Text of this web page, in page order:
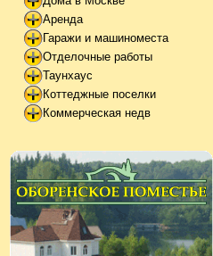
Аренда
Гаражи и машиноместа
Отделочные работы
Таунхаус
Коттеджные поселки
Коммерческая недв